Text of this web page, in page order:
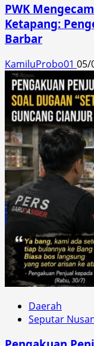
PWK
Ketapang:
Barbar
KamiluProbo01 05/
Daerah
Seputar